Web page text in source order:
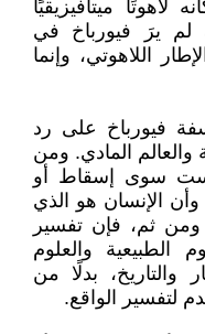
ميتافيزيقيًا
لم يرَ فيورباخ في
اللاهوتي، وإنما
فيورباخ على رد
والعالم المادي. ومن
سوى إسقاط أو
الإنسان هو الذي
ثم، فإن تفسير
الطبيعية والعلوم
والتاريخ، بدلًا من
لتفسير الواقع.